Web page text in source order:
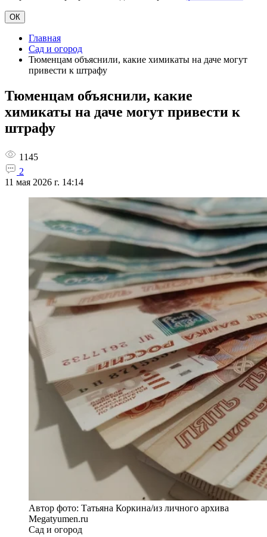
ОК
Главная
Сад и огород
Тюменцам объяснили, какие химикаты на даче могут
привести к штрафу
Тюменцам объяснили, какие
химикаты на даче могут привести к
штрафу
1145
2
11 мая 2026 г. 14:14
Автор фото: Татьяна Коркина/из личного архива
Megatyumen.ru
Сад и огород